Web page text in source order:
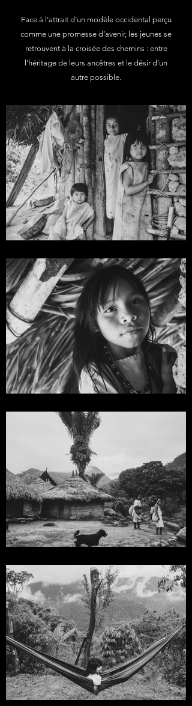
Face à l’attrait d’un modèle occidental perçu
comme une promesse d’avenir, les jeunes se
retrouvent à la croisée des chemins : entre
l’héritage de leurs ancêtres et le désir d’un
autre possible.